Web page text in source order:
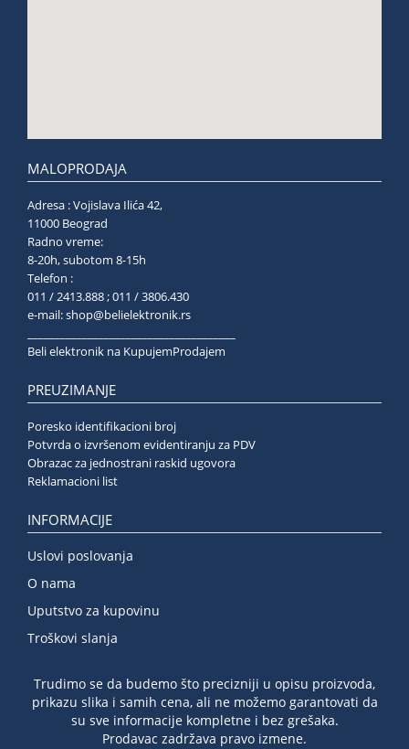
MALOPRODAJA
Adresa : Vojislava Ilića 42,
11000 Beograd
Radno vreme:
8-20h, subotom 8-15h
Telefon :
011 / 2413.888 ; 011 / 3806.430
e-mail:shop@belielektronik.rs
Beli elektronik na KupujemProdajem
PREUZIMANJE
Poresko identifikacioni broj
Potvrda o izvršenom evidentiranju za PDV
Obrazac za jednostrani raskid ugovora
Reklamacioni list
INFORMACIJE
Uslovi poslovanja
O nama
Uputstvo za kupovinu
Troškovi slanja
Trudimo se da budemo što precizniji u opisu proizvoda,
prikazu slika i samih cena, ali ne možemo garantovati da
su sve informacije kompletne i bez grešaka.
Prodavac zadržava pravo izmene.